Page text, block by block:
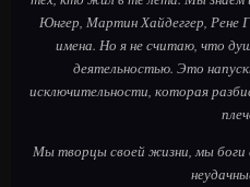
Юнгер, Мартин Хайдеггер, Рене
имена. Но я не считаю, что
деятельностью. Это
исключительности, которая
Мы творцы своей жизни, мы боги